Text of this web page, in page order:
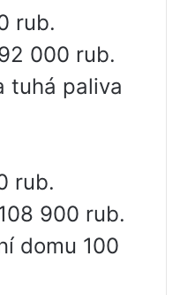
rub.
000 rub.
tuhá paliva
rub.
900 rub.
domu 100